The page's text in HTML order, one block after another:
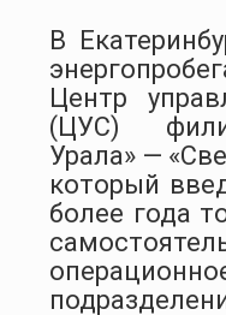
В
Центр
(ЦУС)
Урала» —
который
более года